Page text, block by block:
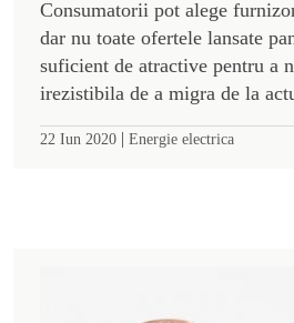
Consumatorii pot alege
dar nu toate ofertele lansate
suficient de atractive pentru a
irezistibila de a migra de la
22 Iun 2020 | Energie electrica